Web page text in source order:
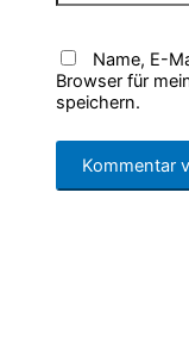
Name, E-
Browser für
speichern.